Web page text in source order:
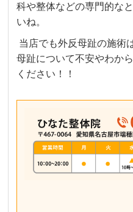
科や整体などの専門的な
いね。
当店でも外反母趾の施術
母趾について不安やわか
ください！！